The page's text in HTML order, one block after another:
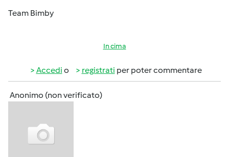
Team Bimby
In cima
Accedi o registrati per poter commentare
Anonimo (non verificato)